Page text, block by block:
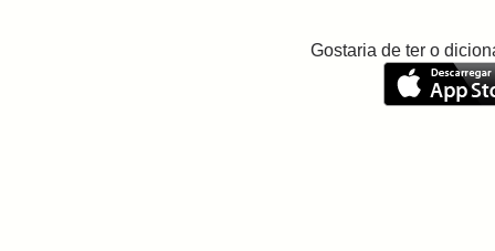
Gostaria de ter o